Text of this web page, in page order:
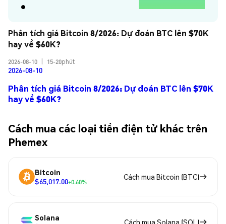
Phân tích giá Bitcoin 8/2026: Dự đoán BTC lên $70K
hay về $60K?
2026-08-10 15-20phút
2026-08-10
Phân tích giá Bitcoin 8/2026: Dự đoán BTC lên $70K
hay về $60K?
Cách mua các loại tiền điện tử khác trên
Phemex
Bitcoin
$65,017.00+0.60%
Cách mua Bitcoin (BTC)
Solana
Cách mua Solana (SOL)